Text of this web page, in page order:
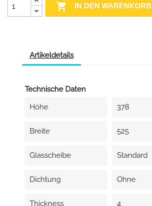
 IN DEN WARENKORB
Artikeldetails
Technische Daten
Höhe
378
Breite 525
Glasscheibe Standard
Dichtung Ohne
Thickness 4